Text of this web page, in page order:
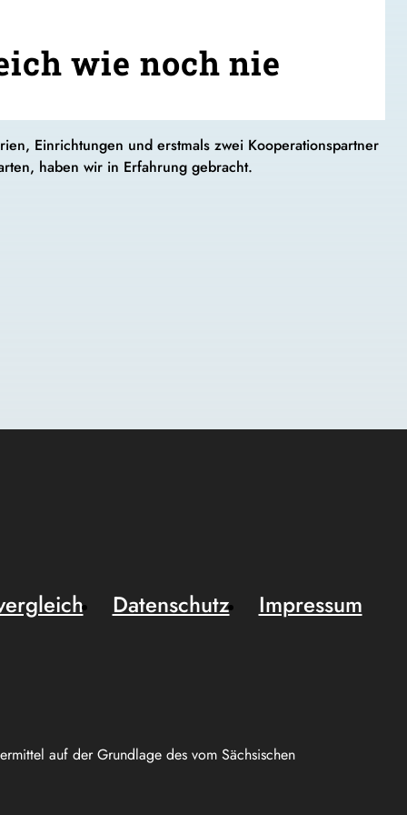
wie noch nie
Einrichtungen und erstmals zwei Kooperationspartner
haben wir in Erfahrung gebracht.
auf der Grundlage des vom Sächsischen
Datenschutz
Impressum